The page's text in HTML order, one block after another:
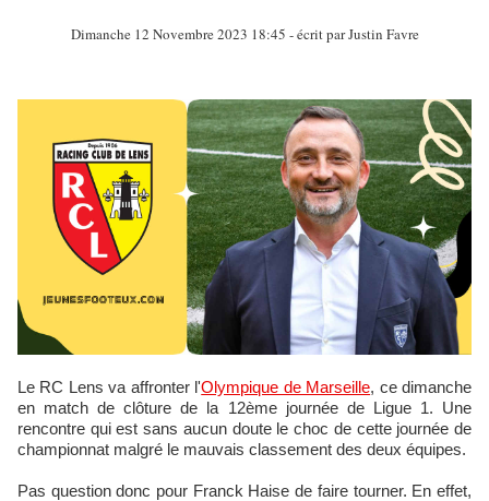
Dimanche 12 Novembre 2023 18:45 - écrit parJustin Favre
Le RC Lens va affronter l'Olympique de Marseille, ce dimanche
en match de clôture de la 12ème journée de Ligue 1. Une
rencontre qui est sans aucun doute le choc de cette journée de
championnat malgré le mauvais classement des deux équipes.
Pas question donc pour Franck Haise de faire tourner. En effet,